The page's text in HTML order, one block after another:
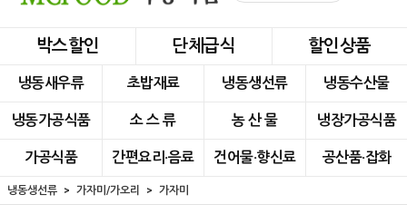
박스할인 단체급식 할인상품
냉동새우류 초밥재료 냉동생선류 냉동수산물
냉동가공식품 소 스 류 농 산 물 냉장가공식품
가공식품 간편요리·음료 건어물·향신료 공산품·잡화
냉동생선류 가자미/가오리 가자미